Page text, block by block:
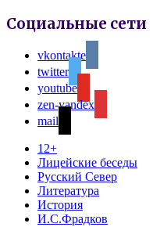
Социальные сети
vkontakte
twitter
youtube
zen-yandex
mail
12+
Лицейские беседы
Русский Север
Литература
История
И.С.Фрадков